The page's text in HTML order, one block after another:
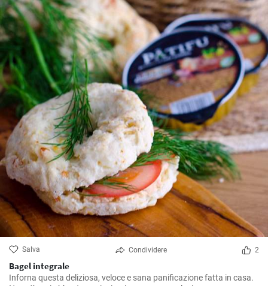
Salva Condividere 2
Bagel integrale
Inforna questa deliziosa, veloce e sana panificazione fatta in casa.